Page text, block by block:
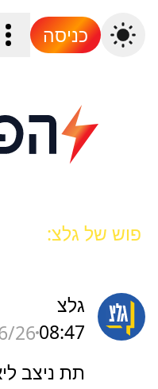
כניסה
פוש של גלצ:
גלצ
08:47
26
תת ניצב